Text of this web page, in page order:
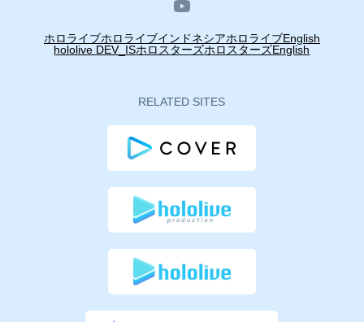
ホロライブホロライブインドネシアホロライブEnglish
hololive DEV_ISホロスターズホロスターズEnglish
RELATED SITES